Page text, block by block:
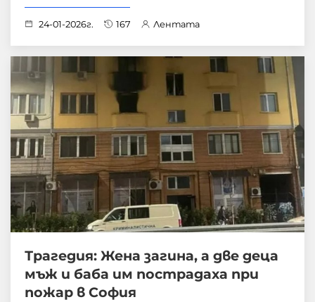
24-01-2026г. 167 Лентата
Трагедия: Жена загина, а две деца
мъж и баба им пострадаха при
пожар в София